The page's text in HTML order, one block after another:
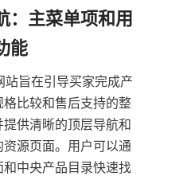
：主菜单项和用
站旨在引导买家完成产
格比较和售后支持的整
供清晰的顶层导航和
源页面。用户可以通
和中央产品目录快速找